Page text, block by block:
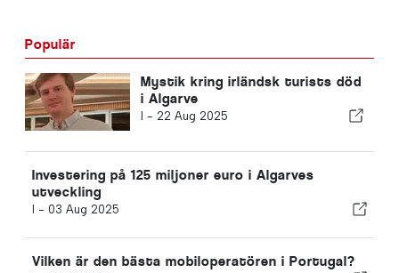
Populär
Mystik kring irländsk turists död
i Algarve
I - 22 Aug 2025
Investering på 125 miljoner euro i Algarves
utveckling
I - 03 Aug 2025
Vilken är den bästa mobiloperatören i Portugal?